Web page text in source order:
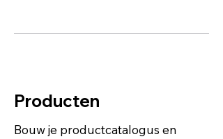
Producten
Bouw je productcatalogus en